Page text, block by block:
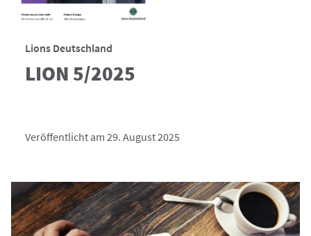
Lions Deutschland
LION 5/2025
Veröffentlicht am 29. August 2025